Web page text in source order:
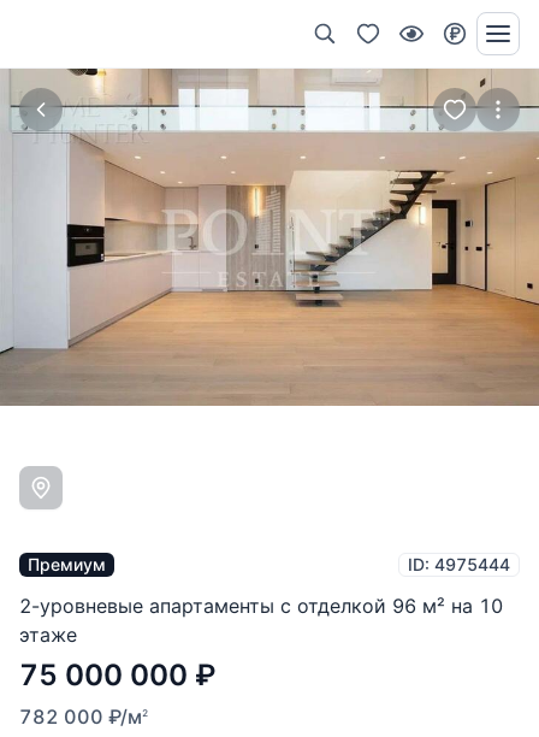
Премиум ID: 4975444
2-уровневые апартаменты с отделкой 96 м² на 10
этаже
75 000 000 ₽
782 000 ₽/м2